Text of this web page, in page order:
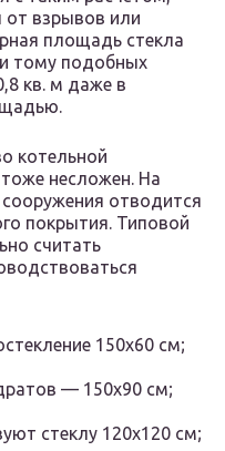
взрывов или
площадь стекла
тому подобных
кв. м даже в
котельной
несложен. На
отводится
покрытия. Типовой
считать
150х60 см;
— 150х90 см;
стеклу 120х120 см;